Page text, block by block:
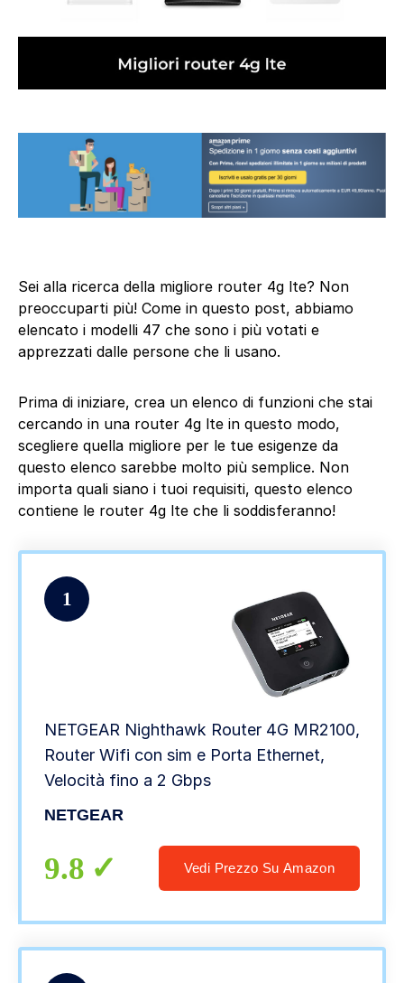
Sei alla ricerca della migliore router 4g lte? Non
preoccuparti più! Come in questo post, abbiamo
elencato i modelli 47 che sono i più votati e
apprezzati dalle persone che li usano.
Prima di iniziare, crea un elenco di funzioni che stai
cercando in una router 4g lte in questo modo,
scegliere quella migliore per le tue esigenze da
questo elenco sarebbe molto più semplice. Non
importa quali siano i tuoi requisiti, questo elenco
contiene le router 4g lte che li soddisferanno!
1
NETGEAR Nighthawk Router 4G MR2100,
Router Wifi con sim e Porta Ethernet,
Velocità fino a 2 Gbps
NETGEAR
9.8 Vedi Prezzo Su Amazon